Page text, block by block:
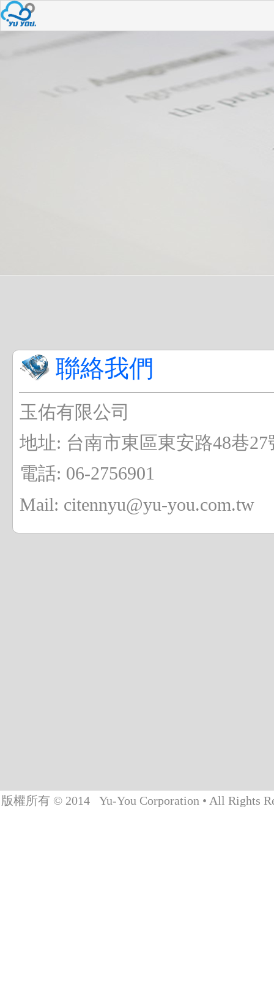
聯絡我們
玉佑有限公司
地址: 台南市東區東安路48巷27
電話: 06-2756901
Mail: citennyu@yu-you.com.tw
版權所有 © 2014 Yu-You Corporation • All Rights